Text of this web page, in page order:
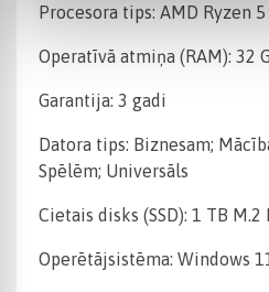
Procesora tips: AMD Ryzen 5
Operatīvā atmiņa (RAM): 32
Garantija: 3 gadi
Datora tips: Biznesam;
Spēlēm; Universāls
Cietais disks (SSD): 1 TB M.2
Operētājsistēma: Windows